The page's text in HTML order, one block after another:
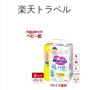
楽天トラベル